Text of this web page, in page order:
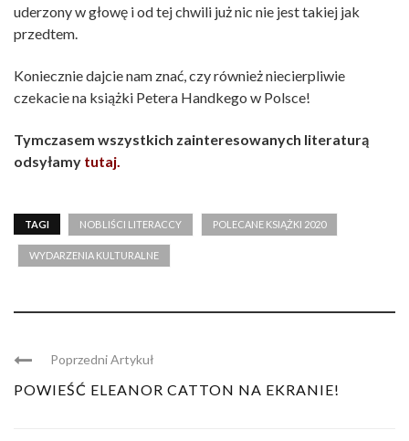
uderzony w głowę i od tej chwili już nic nie jest takiej jak
przedtem.
Koniecznie dajcie nam znać, czy również niecierpliwie
czekacie na książki Petera Handkego w Polsce!
Tymczasem wszystkich zainteresowanych literaturą
odsyłamy tutaj.
TAGI NOBLIŚCI LITERACCY POLECANE KSIĄŻKI 2020
WYDARZENIA KULTURALNE
Poprzedni Artykuł
POWIEŚĆ ELEANOR CATTON NA EKRANIE!